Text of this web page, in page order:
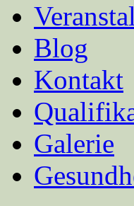
Blog
Kontakt
Galerie